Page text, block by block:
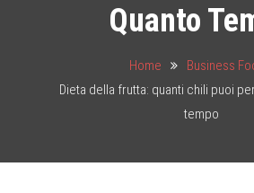
Quanto
Home
Business
Dieta della frutta: quanti chili puoi
tempo